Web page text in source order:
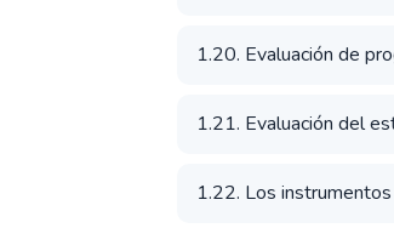
1.20. Evaluación de
1.21. Evaluación del
1.22. Los